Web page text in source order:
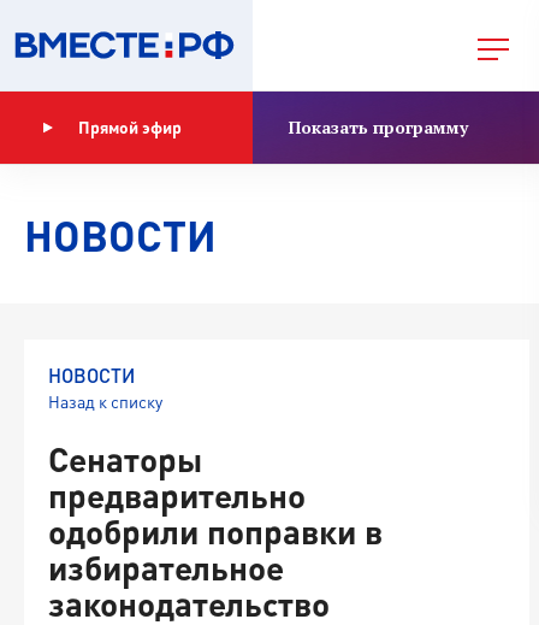
Прямой эфир Показать программу
НОВОСТИ
НОВОСТИ
Назад к списку
Сенаторы
предварительно
одобрили поправки в
избирательное
законодательство